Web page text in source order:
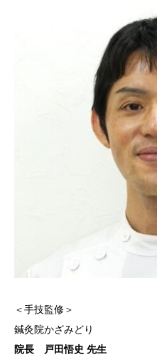
＜手技監修＞
鍼灸院かざみどり
院長 戸田悟史 先生